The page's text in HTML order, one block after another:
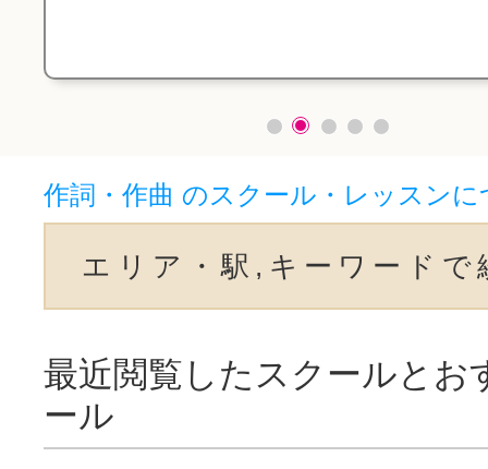
作詞・作曲 のスクール・レッスン
エリア・駅,キーワードで
最近閲覧したスクールとお
ール